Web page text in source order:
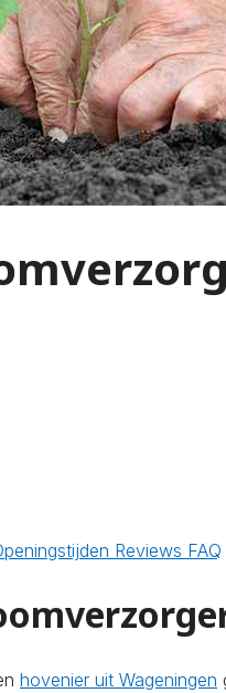
Reviews FAQ
hovenier uit Wageningen